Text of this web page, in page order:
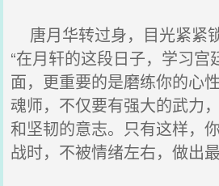
唐月华转过身，目光紧紧
“在月轩的这段日子，学习宫
面，更重要的是磨练你的心
魂师，不仅要有强大的武力
和坚韧的意志。只有这样，
战时，不被情绪左右，做出